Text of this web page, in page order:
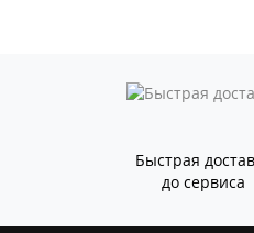
Быстрая
до сервиса